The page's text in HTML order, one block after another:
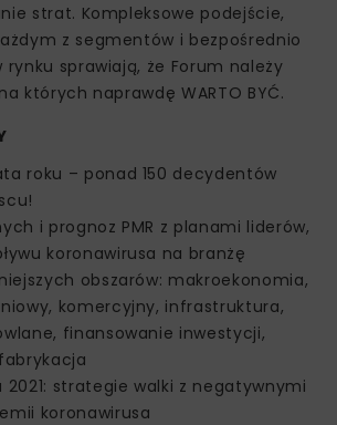
strat. Kompleksowe podejście,
z segmentów i bezpośrednio
rynku sprawiają, że Forum należy
których naprawdę WARTO BYĆ.
roku – ponad 150 decydentów
i prognoz PMR z planami liderów,
koronawirusa na branżę
obszarów: makroekonomia,
komercyjny, infrastruktura,
finansowanie inwestycji,
2021: strategie walki z negatywnymi
koronawirusa